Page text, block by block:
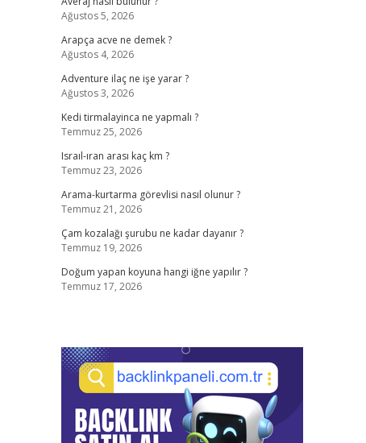
Ağustos 5, 2026
Arapça acve ne demek ?
Ağustos 4, 2026
Adventure ilaç ne işe yarar ?
Ağustos 3, 2026
Kedi tirmalayinca ne yapmalı ?
Temmuz 25, 2026
Israıl-ıran arası kaç km ?
Temmuz 23, 2026
Arama-kurtarma görevlisi nasıl olunur ?
Temmuz 21, 2026
Çam kozalağı şurubu ne kadar dayanır ?
Temmuz 19, 2026
Doğum yapan koyuna hangi iğne yapılır ?
Temmuz 17, 2026